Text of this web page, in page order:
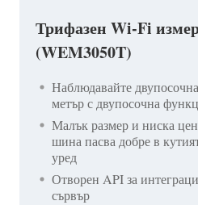
Трифазен Wi-Fi
(WEM3050T)
Наблюдавайте
метър с двупосочна
Малък размер и ниска
шина пасва добре в
уред
Отворен API за
сървър